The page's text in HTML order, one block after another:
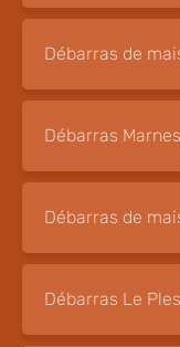
Débarras de
Débarras
Débarras de
Débarras Le